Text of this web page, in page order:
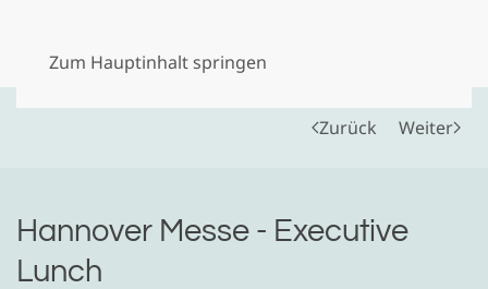
Zum Hauptinhalt springen
Zurück Weiter
Hannover Messe - Executive
Lunch